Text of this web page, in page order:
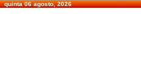
quinta 06 agosto, 2026